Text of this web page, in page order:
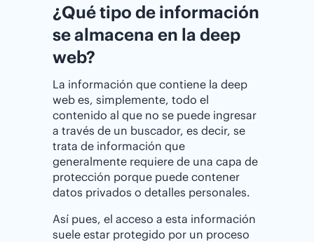
¿Qué tipo de información
se almacena en la deep
web?
La información que contiene la deep
web es, simplemente, todo el
contenido al que no se puede ingresar
a través de un buscador, es decir, se
trata de información que
generalmente requiere de una capa de
protección porque puede contener
datos privados o detalles personales.
Así pues, el acceso a esta información
suele estar protegido por un proceso